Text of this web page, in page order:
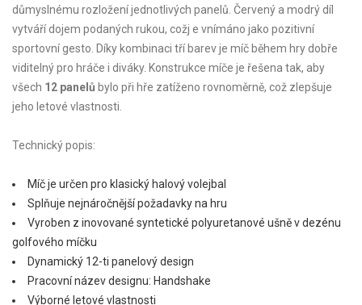
důmyslnému rozložení jednotlivých panelů. Červený a modrý díl
vytváří dojem podaných rukou, cožj e vnímáno jako pozitivní
sportovní gesto. Díky kombinaci tří barev je míč během hry dobře
viditelný pro hráče i diváky. Konstrukce míče je řešena tak, aby
všech 12 panelů bylo při hře zatíženo rovnoměrně, což zlepšuje
jeho letové vlastnosti.
Technický popis:
Míč je určen pro klasický halový volejbal
Splňuje nejnáročnější požadavky na hru
Vyroben z inovované syntetické polyuretanové ušně v dezénu
golfového míčku
Dynamický 12-ti panelový design
Pracovní název designu: Handshake
Výborné letové vlastnosti